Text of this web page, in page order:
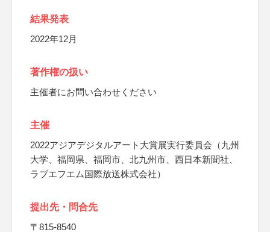
結果発表
2022年12月
著作権の扱い
主催者にお問い合わせください
主催
2022アジアデジタルアート大賞展実行委員会（九州
大学、福岡県、福岡市、北九州市、西日本新聞社、
ラブエフエム国際放送株式会社）
提出先・問合先
〒815-8540